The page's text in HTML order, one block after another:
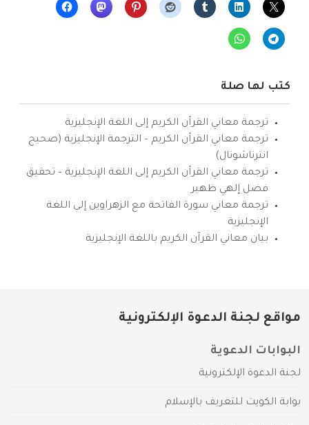
كتب لها صلة
ترجمة معاني القرآن الكريم إلى اللغة الإنجليزية
ترجمة معاني القرآن الكريم – الترجمة الإنجليزية (صحيح
انترناشونال)
ترجمة معاني القرآن الكريم إلى اللغة الإنجليزية – تحقيق
فضل إلهي ظهير
ترجمة معاني سورة الفاتحة مع الزهراوين إلى اللغة
الإنجليزية
بيان معاني القرآن الكريم باللغة الإنجليزية
مواقع لجنة الدعوة الإلكترونية
البوابات الدعوية
لجنة الدعوة الإلكترونية
بوابة الكويت للتعريف بالإسلام